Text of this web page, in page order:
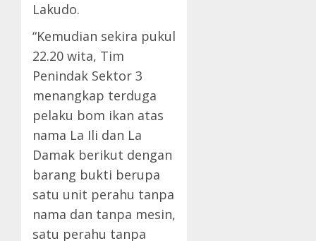
Lakudo.
“Kemudian sekira pukul
22.20 wita, Tim
Penindak Sektor 3
menangkap terduga
pelaku bom ikan atas
nama La Ili dan La
Damak berikut dengan
barang bukti berupa
satu unit perahu tanpa
nama dan tanpa mesin,
satu perahu tanpa